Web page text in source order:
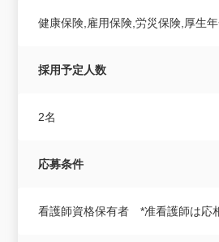
健康保険,雇用保険,労災保険,厚生
採用予定人数
2名
応募条件
看護師資格保有者 *准看護師は応